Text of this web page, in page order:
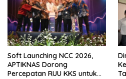
Soft Launching NCC 2026,
APTIKNAS Dorong
Percepatan RUU KKS untuk